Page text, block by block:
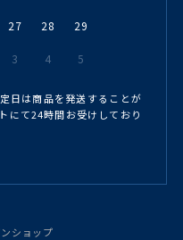
27 28 29
3 4 5
日は商品を発送することが
にて24時間お受けしており
ショップ